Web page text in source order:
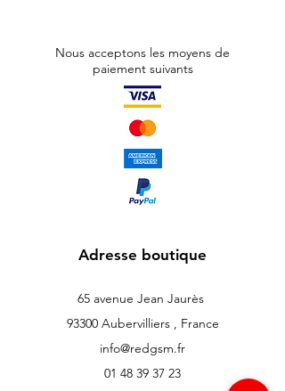
Nous acceptons les moyens de
paiement suivants
Adresse boutique
65 avenue Jean Jaurès
93300 Aubervilliers , France
info@redgsm.fr
01 48 39 37 23